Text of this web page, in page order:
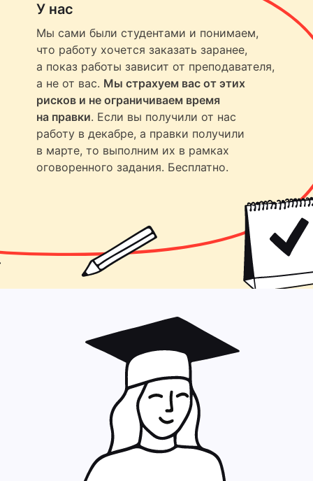
У нас
Мы сами были студентами и понимаем,
что работу хочется заказать заранее,
а показ работы зависит от преподавателя,
а не от вас. Мы страхуем вас от этих
рисков и не ограничиваем время
на правки. Если вы получили от нас
работу в декабре, а правки получили
в марте, то выполним их в рамках
оговоренного задания. Бесплатно.